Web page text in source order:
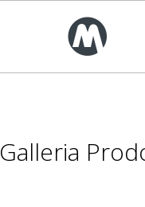
Galleria